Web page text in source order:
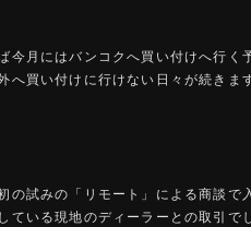
今月にはバンコクへ買い付けへ行く
へ買い付けに行けない日々が続きま
の試みの「リモート」による商談で
ている現地のディーラーとの取引で